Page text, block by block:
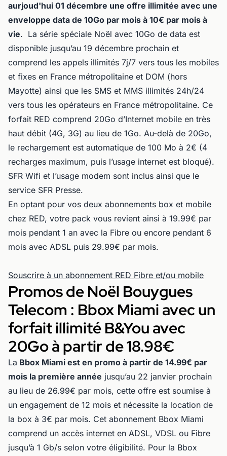
aurjoud'hui 01 décembre une offre illimitée avec une
enveloppe data de 10Go par mois à 10€ par mois à
vie. La série spéciale Noël avec 10Go de data est
disponible jusqu’au 19 décembre prochain et
comprend les appels illimités 7j/7 vers tous les mobiles
et fixes en France métropolitaine et DOM (hors
Mayotte) ainsi que les SMS et MMS illimités 24h/24
vers tous les opérateurs en France métropolitaine. Ce
forfait RED comprend 20Go d’Internet mobile en très
haut débit (4G, 3G) au lieu de 1Go. Au-delà de 20Go,
le rechargement est automatique de 100 Mo à 2€ (4
recharges maximum, puis l’usage internet est bloqué).
SFR Wifi et l’usage modem sont inclus ainsi que le
service SFR Presse.
En optant pour vos deux abonnements box et mobile
chez RED, votre pack vous revient ainsi à 19.99€ par
mois pendant 1 an avec la Fibre ou encore pendant 6
mois avec ADSL puis 29.99€ par mois.
Souscrire à un abonnement RED Fibre et/ou mobile
Promos de Noël Bouygues
Telecom : Bbox Miami avec un
forfait illimité B&You avec
20Go à partir de 18.98€
La Bbox Miami est en promo à partir de 14.99€ par
mois la première année jusqu’au 22 janvier prochain
au lieu de 26.99€ par mois, cette offre est soumise à
un engagement de 12 mois et nécessite la location de
la box à 3€ par mois. Cet abonnement Bbox Miami
comprend un accès internet en ADSL, VDSL ou Fibre
jusqu’à 1 Gb/s selon votre éligibilité. Pour la Bbox